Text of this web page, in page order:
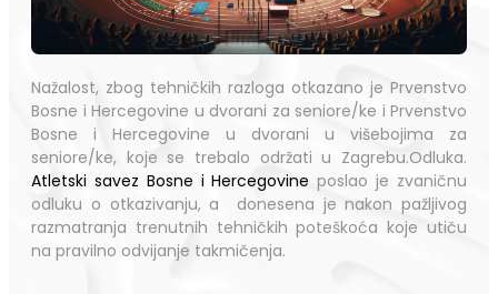
Nažalost, zbog tehničkih razloga otkazano je Prvenstvo
Bosne i Hercegovine u dvorani za seniore/ke i Prvenstvo
Bosne i Hercegovine u dvorani u višebojima za
seniore/ke, koje se trebalo održati u Zagrebu.Odluka.
Atletski savez Bosne i Hercegovine poslao je zvaničnu
odluku o otkazivanju, a donesena je nakon pažljivog
razmatranja trenutnih tehničkih poteškoća koje utiču
na pravilno odvijanje takmičenja.